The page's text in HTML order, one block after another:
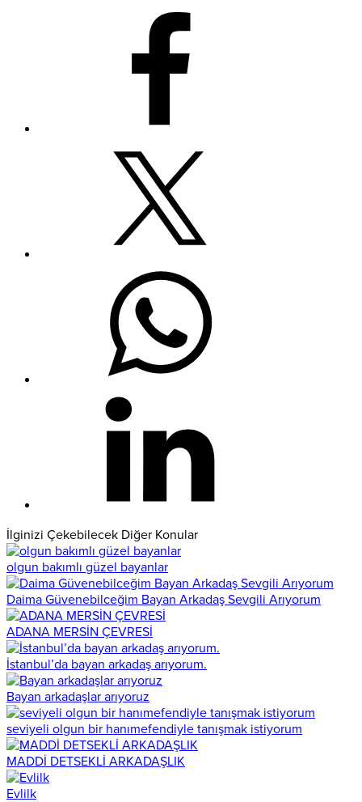
İlginizi Çekebilecek Diğer Konular
olgun bakımlı güzel bayanlar
Daima Güvenebilceğim Bayan Arkadaş Sevgili Arıyorum
ADANA MERSİN ÇEVRESİ
İstanbul’da bayan arkadaş arıyorum.
Bayan arkadaşlar arıyoruz
seviyeli olgun bir hanımefendiyle tanışmak istiyorum
MADDİ DETSEKLİ ARKADAŞLIK
Evlilk